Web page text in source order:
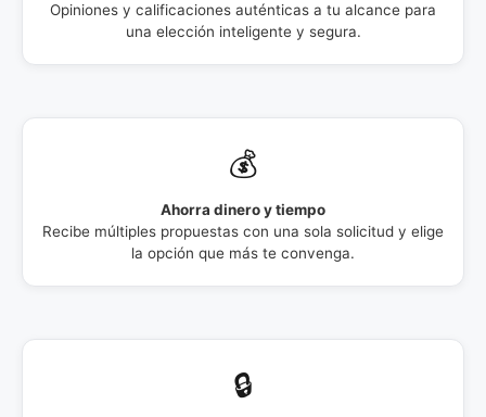
Opiniones y calificaciones auténticas a tu alcance para
una elección inteligente y segura.
💰
Ahorra dinero y tiempo
Recibe múltiples propuestas con una sola solicitud y elige
la opción que más te convenga.
🔒